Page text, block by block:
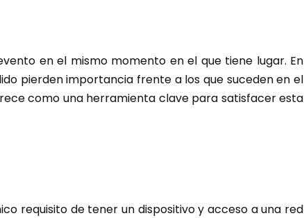
en el mismo momento en el que tiene lugar. En
pierden importancia frente a los que suceden en el
como una herramienta clave para satisfacer esta
requisito de tener un dispositivo y acceso a una red